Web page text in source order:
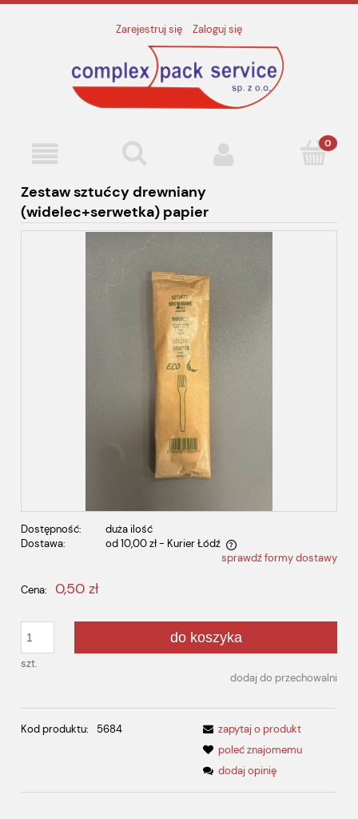
Zarejestruj się Zaloguj się
Zestaw sztućcy drewniany
(widelec+serwetka) papier
Dostępność:
duża ilość
Dostawa:
od 10,00 zł - Kurier Łódź
Cena nie zawiera ewentualnych kosztów płatnościsprawdź formy dostawy
Cena: 0,50 zł
szt.
do koszyka
dodaj do przechowalni
Kod produktu: 5684
zapytaj o produkt
poleć znajomemu
dodaj opinię